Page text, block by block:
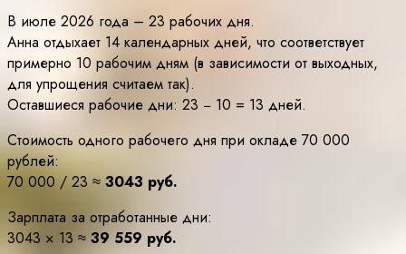
В июле 2026 года – 23 рабочих дня.
Анна отдыхает 14 календарных дней, что соответствует
примерно 10 рабочим дням (в зависимости от выходных,
для упрощения считаем так).
Оставшиеся рабочие дни: 23 − 10 = 13 дней.
Стоимость одного рабочего дня при окладе 70 000
рублей:
70 000 / 23 ≈ 3043 руб.
Зарплата за отработанные дни:
3043 × 13 ≈ 39 559 руб.